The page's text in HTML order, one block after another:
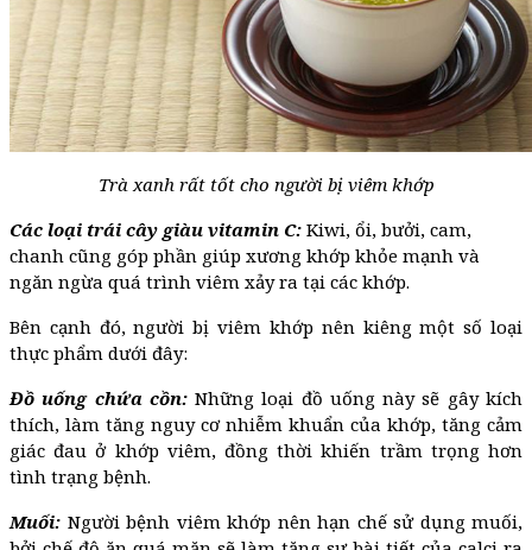
Trà xanh rất tốt cho người bị viêm khớp
Các loại trái cây giàu vitamin C: Kiwi, ổi, bưởi, cam,
chanh cũng góp phần giúp xương khớp khỏe mạnh và
ngăn ngừa quá trình viêm xảy ra tại các khớp.
Bên cạnh đó, người bị viêm khớp nên kiêng một số loại
thực phẩm dưới đây:
Đồ uống chứa cồn:Những loại đồ uống này sẽ gây kích
thích, làm tăng nguy cơ nhiễm khuẩn của khớp, tăng cảm
giác đau ở khớp viêm, đồng thời khiến trầm trọng hơn
tình trạng bệnh.
Muối: Người bệnh viêm khớp nên hạn chế sử dụng muối,